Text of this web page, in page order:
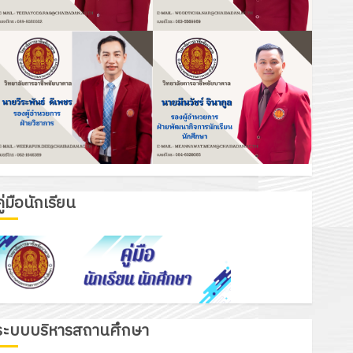
อนักเรียน
บบบริหารสถานศึกษา